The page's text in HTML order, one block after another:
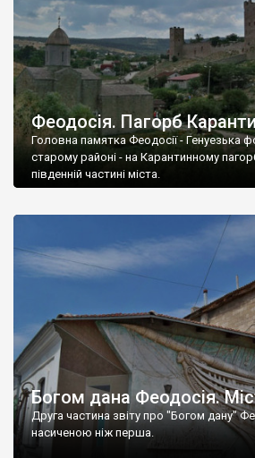
Феодосія. Пагорб
Головна памятка Феодосії - Генуезька
старому районі - на Карантинному
південній частині міста.
Богом дана Феодосія.
Друга частина звіту про "Богом дану"
насиченою ніж перша.